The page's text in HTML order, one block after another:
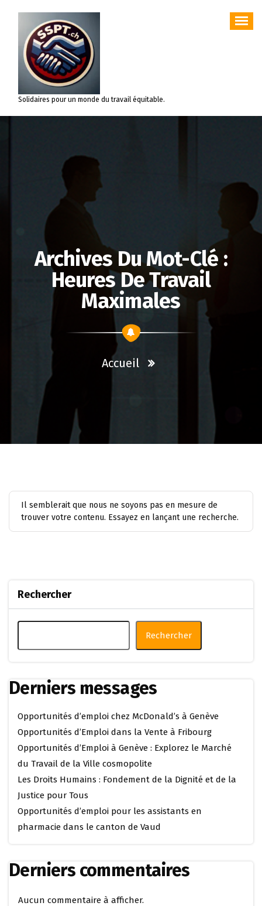
contenu
Solidaires pour un monde du travail équitable.
Archives Du Mot-Clé :
Heures De Travail
Maximales
Accueil
Il semblerait que nous ne soyons pas en mesure de
trouver votre contenu. Essayez en lançant une recherche.
Rechercher
Rechercher
Derniers messages
Opportunités d’emploi chez McDonald’s à Genève
Opportunités d’Emploi dans la Vente à Fribourg
Opportunités d’Emploi à Genève : Explorez le Marché
du Travail de la Ville cosmopolite
Les Droits Humains : Fondement de la Dignité et de la
Justice pour Tous
Opportunités d’emploi pour les assistants en
pharmacie dans le canton de Vaud
Derniers commentaires
Aucun commentaire à afficher.